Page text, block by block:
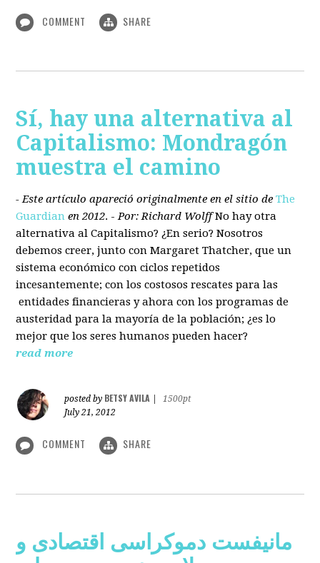
COMMENT SHARE
Sí, hay una alternativa al
Capitalismo: Mondragón
muestra el camino
- Este artículo apareció originalmente en el sitio deThe
Guardian en 2012. - Por: Richard Wolff No hay otra
alternativa al Capitalismo? ¿En serio? Nosotros
debemos creer, junto con Margaret Thatcher, que un
sistema económico con ciclos repetidos
incesantemente; con los costosos rescates para las
entidades financieras y ahora con los programas de
austeridad para la mayoría de la población; ¿es lo
mejor que los seres humanos pueden hacer?
read more
posted by BETSY AVILA
1500pt
July 21, 2012
COMMENT SHARE
مانیفست دموکراسی اقتصادی و